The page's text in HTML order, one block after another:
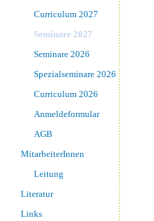
Curriculum 2027
Seminare 2027
Seminare 2026
Spezialseminare 2026
Curriculum 2026
Anmeldeformular
AGB
MitarbeiterInnen
Leitung
Literatur
Links